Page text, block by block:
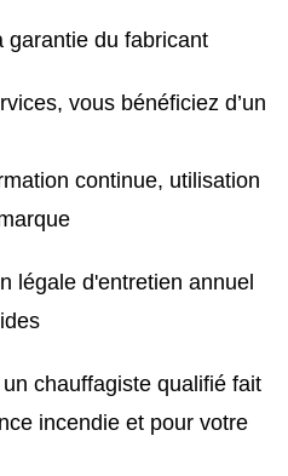
garantie du fabricant
vous bénéficiez d’un
continue, utilisation
légale d'entretien annuel
chauffagiste qualifié fait
incendie et pour votre